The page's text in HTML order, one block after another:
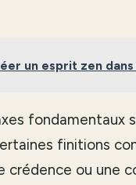
un esprit zen
fondamentaux
finitions
ou une